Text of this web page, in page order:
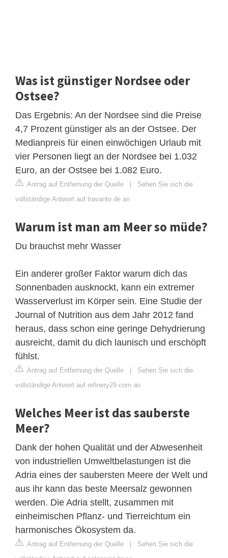
Was ist günstiger Nordsee oder
Ostsee?
Das Ergebnis: An der Nordsee sind die Preise
4,7 Prozent günstiger als an der Ostsee. Der
Medianpreis für einen einwöchigen Urlaub mit
vier Personen liegt an der Nordsee bei 1.032
Euro, an der Ostsee bei 1.082 Euro.
Antrag auf Entfernung der Quelle | Sehen Sie sich die
vollständige Antwort auf travanto.de an
Warum ist man am Meer so müde?
Du brauchst mehr Wasser
Ein anderer großer Faktor warum dich das
Sonnenbaden ausknockt, kann ein extremer
Wasserverlust im Körper sein. Eine Studie der
Journal of Nutrition aus dem Jahr 2012 fand
heraus, dass schon eine geringe Dehydrierung
ausreicht, damit du dich launisch und erschöpft
fühlst.
Antrag auf Entfernung der Quelle | Sehen Sie sich die
vollständige Antwort auf refinery29.com an
Welches Meer ist das sauberste
Meer?
Dank der hohen Qualität und der Abwesenheit
von industriellen Umweltbelastungen ist die
Adria eines der saubersten Meere der Welt und
aus ihr kann das beste Meersalz gewonnen
werden. Die Adria stellt, zusammen mit
einheimischen Pflanz- und Tierreichtum ein
harmonisches Ökosystem da.
Antrag auf Entfernung der Quelle | Sehen Sie sich die